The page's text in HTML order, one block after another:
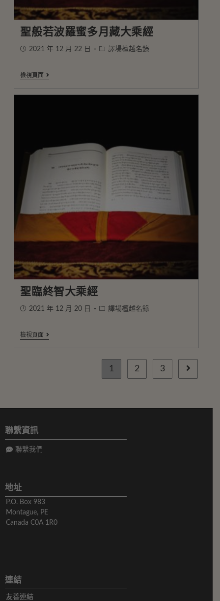
聖般若波羅蜜多月藏大乘經
2021 年 12 月 22 日 譯場檀越名錄
檢視頁面
聖臨終智大乘經
2021 年 12 月 20 日 譯場檀越名錄
檢視頁面
1 2 3
聯繫資訊
聯繫我們
地址
P.O. Box 983
Montague, PE
Canada C0A 1R0
連結
友善連結